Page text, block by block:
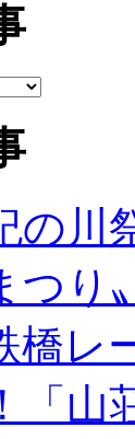
の川
つり
橋レ
「山